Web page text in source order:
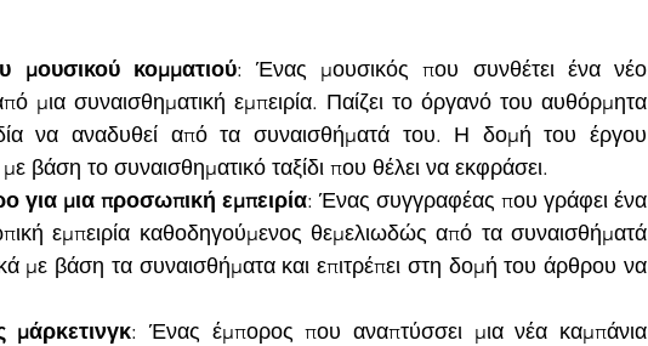
μουσικού κομματιού: Ένας μουσικός που συνθέτει ένα νέο
μια συναισθηματική εμπειρία. Παίζει το όργανό του αυθόρμητα
να αναδυθεί από τα συναισθήματά του. Η δομή του έργου
με βάση το συναισθηματικό ταξίδι που θέλει να εκφράσει.
για μια προσωπική εμπειρία: Ένας συγγραφέας που γράφει ένα
εμπειρία καθοδηγούμενος θεμελιωδώς από τα συναισθήματά
με βάση τα συναισθήματα και επιτρέπει στη δομή του άρθρου να
μάρκετινγκ: Ένας έμπορος που αναπτύσσει μια νέα καμπάνια